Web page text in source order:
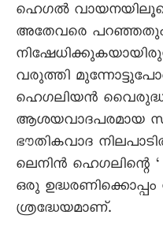
ഹെഗൽ
അതേവരെ
വരുത്തി
ഹെഗലിയൻ
ആശയവാദപരമായ
ഭൗതികവാദ
ലെനിൻ ഹെഗലിന്റെ
ഒരു
ശ്രദ്ധേയമാണ്.